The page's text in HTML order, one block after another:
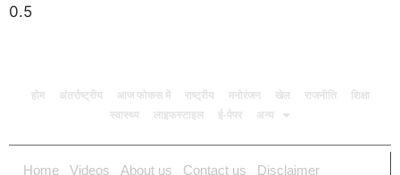
होम अंतर्राष्ट्रीय आज फोकस में राष्ट्रीय मनोरंजन खेल राजनीति
शिक्षा
स्वास्थ्य
लाइफस्टाइल ई-पेपर अन्य
Home Videos About us Contact us Disclaimer